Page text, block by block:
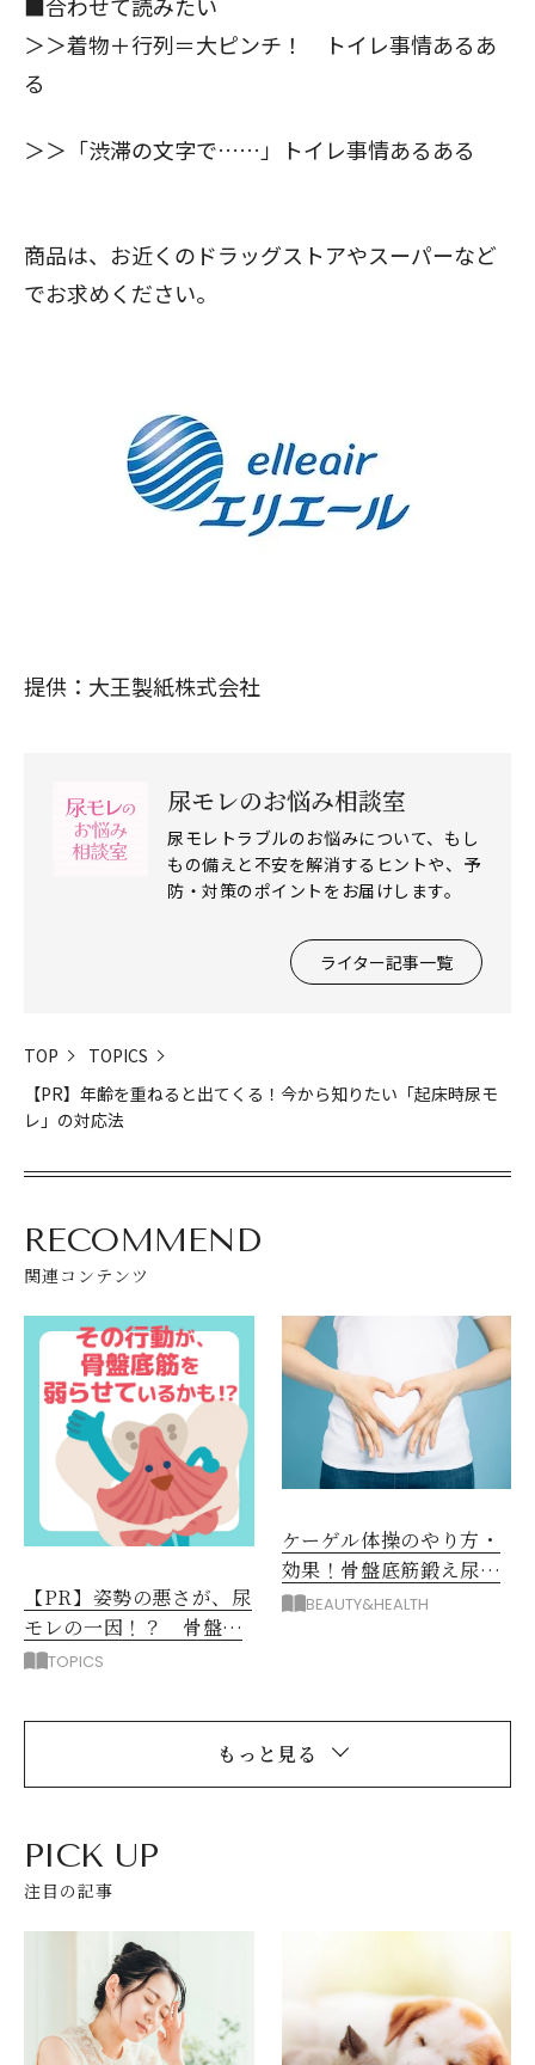
■合わせて読みたい
＞＞着物＋行列＝大ピンチ！ トイレ事情あるあ
る
＞＞ 「渋滞の文字で……」トイレ事情あるある
商品は、お近くのドラッグストアやスーパーなど
でお求めください。
提供：大王製紙株式会社
尿モレのお悩み相談室
尿モレトラブルのお悩みについて、もし
もの備えと不安を解消するヒントや、予
防・対策のポイントをお届けします。
ライター記事一覧
TOP
TOPICS
【PR】年齢を重ねると出てくる！今から知りたい「起床時尿モ
レ」の対応法
RECOMMEND
関連コンテンツ
【PR】姿勢の悪さが、尿
モレの一因！？ 骨盤底
筋を弱らせるNG習慣3選
TOPICS
ケーゲル体操のやり方・
効果！骨盤底筋鍛え尿漏
れ予防
BEAUTY&HEALTH
もっと見る
PICK UP
注目の記事